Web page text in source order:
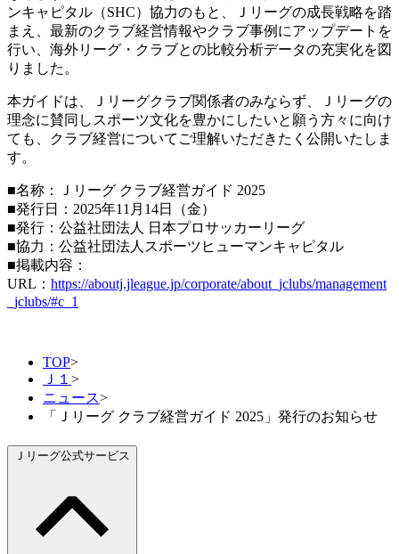
ンキャピタル（SHC）協力のもと、Ｊリーグの成長戦略を踏
まえ、最新のクラブ経営情報やクラブ事例にアップデートを
行い、海外リーグ・クラブとの比較分析データの充実化を図
りました。
本ガイドは、Ｊリーグクラブ関係者のみならず、Ｊリーグの
理念に賛同しスポーツ文化を豊かにしたいと願う方々に向け
ても、クラブ経営についてご理解いただきたく公開いたしま
す。
■名称：Ｊリーグ クラブ経営ガイド 2025
■発行日：2025年11月14日（金）
■発行：公益社団法人 日本プロサッカーリーグ
■協力：公益社団法人スポーツヒューマンキャピタル
■掲載内容：
URL： https://aboutj.jleague.jp/corporate/about_jclubs/management
_jclubs/#c_1
TOP>
Ｊ１ >
ニュース>
「Ｊリーグ クラブ経営ガイド 2025」発行のお知らせ
Ｊリーグ公式サービス